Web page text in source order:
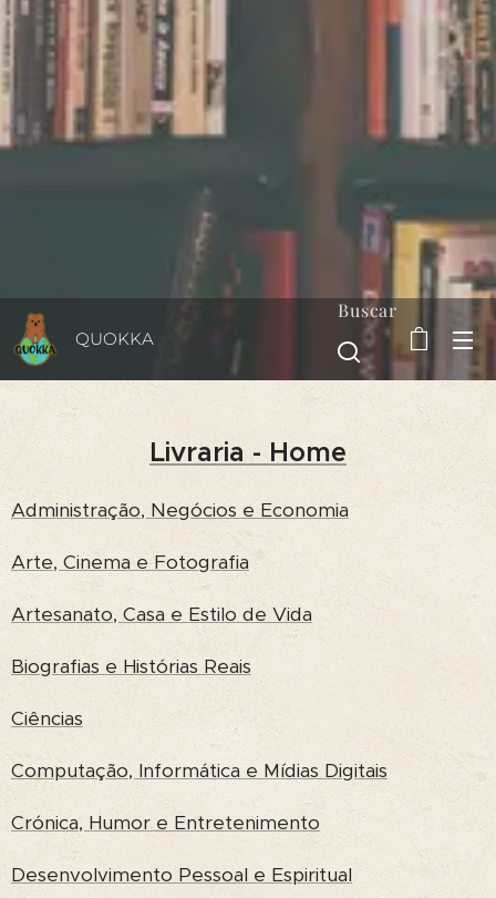
QUOKKA
Buscar
Livraria - Home
Administração, Negócios e Economia
Arte, Cinema e Fotografia
Artesanato, Casa e Estilo de Vida
Biografias e Histórias Reais
Ciências
Computação, Informática e Mídias Digitais
Crónica, Humor e Entretenimento
Desenvolvimento Pessoal e Espiritual